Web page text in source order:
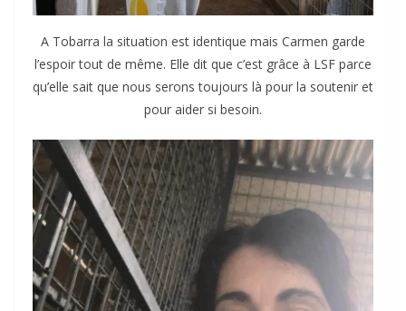
A Tobarra la situation est identique mais Carmen garde
l’espoir tout de même. Elle dit que c’est grâce à LSF parce
qu’elle sait que nous serons toujours là pour la soutenir et
pour aider si besoin.